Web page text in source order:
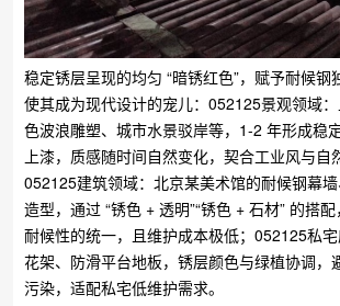
稳定锈层呈现的均匀 “暗锈红色”，赋予耐候钢
使其成为现代设计的宠儿：​052125景观领域
色波浪雕塑、城市水景驳岸等，1-2 年形成稳
上漆，质感随时间自然变化，契合工业风与自
052125建筑领域：北京某美术馆的耐候钢幕
造型，通过 “锈色 + 透明”“锈色 + 石材” 的搭
耐候性的统一，且维护成本极低；​052125私宅
花架、防滑平台地板，锈层颜色与绿植协调，
污染，适配私宅低维护需求。